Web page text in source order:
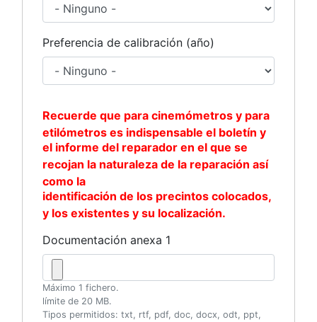
Preferencia de calibración (año)
Recuerde que para cinemómetros y para
etilómetros es indispensable el boletín y
el informe del reparador en el que se
recojan la naturaleza de la reparación así
como la
identificación de los precintos colocados,
y los existentes y su localización.
Documentación anexa 1
Máximo 1 fichero.
límite de 20 MB.
Tipos permitidos: txt, rtf, pdf, doc, docx, odt, ppt,